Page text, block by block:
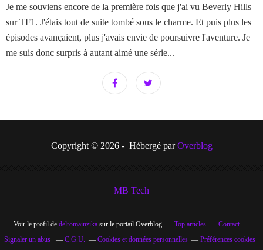
Je me souviens encore de la première fois que j'ai vu Beverly Hills
sur TF1. J'étais tout de suite tombé sous le charme. Et puis plus les
épisodes avançaient, plus j'avais envie de poursuivre l'aventure. Je
me suis donc surpris à autant aimé une série...
Copyright © 2026 - Hébergé parOverblog
MB Tech
Voir le profil de delromainzikasur le portail Overblog Top articles
Contact
Signaler un abus
C.G.U. Cookies et données personnelles Préférences cookies